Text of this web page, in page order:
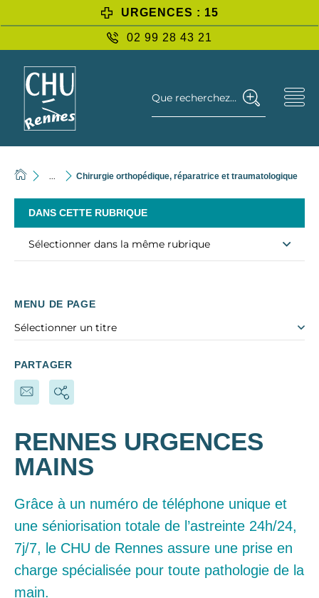
URGENCES : 15
02 99 28 43 21
Que recherchez-vous ?
... Chirurgie orthopédique, réparatrice et traumatologique
DANS CETTE RUBRIQUE
Sélectionner dans la même rubrique
MENU DE PAGE
Sélectionner un titre
PARTAGER
RENNES URGENCES
MAINS
Grâce à un numéro de téléphone unique et
une séniorisation totale de l’astreinte 24h/24,
7j/7, le CHU de Rennes assure une prise en
charge spécialisée pour toute pathologie de la
main.